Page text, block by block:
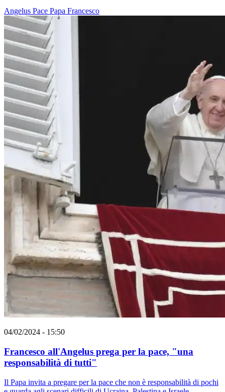
Angelus Pace Papa Francesco
04/02/2024 - 15:50
Francesco all'Angelus prega per la pace, "una
responsabilità di tutti"
Il Papa invita a pregare per la pace che non è responsabilità di pochi